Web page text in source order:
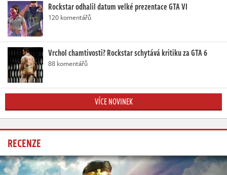
Rockstar odhalil datum velké prezentace GTA VI
120 komentářů
Vrchol chamtivosti? Rockstar schytává kritiku za GTA 6
88 komentářů
VÍCE NOVINEK
RECENZE